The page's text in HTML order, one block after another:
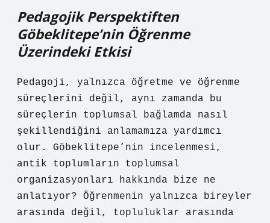
Pedagojik Perspektiften
Göbeklitepe’nin Öğrenme
Üzerindeki Etkisi
Pedagoji, yalnızca öğretme ve öğrenme
süreçlerini değil, aynı zamanda bu
süreçlerin toplumsal bağlamda nasıl
şekillendiğini anlamamıza yardımcı
olur. Göbeklitepe’nin incelenmesi,
antik toplumların toplumsal
organizasyonları hakkında bize ne
anlatıyor? Öğrenmenin yalnızca bireyler
arasında değil, topluluklar arasında